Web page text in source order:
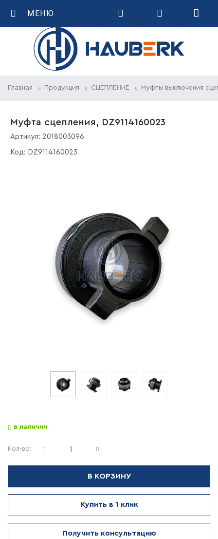
МЕНЮ
Главная Продукция СЦЕПЛЕНИЕ Муфты выключения
Муфта сцепления, DZ9114160023
Артикул: 2018003096
Код: DZ9114160023
в наличии
Кол-во:
В КОРЗИНУ
Купить в 1 клик
Получить консультацию